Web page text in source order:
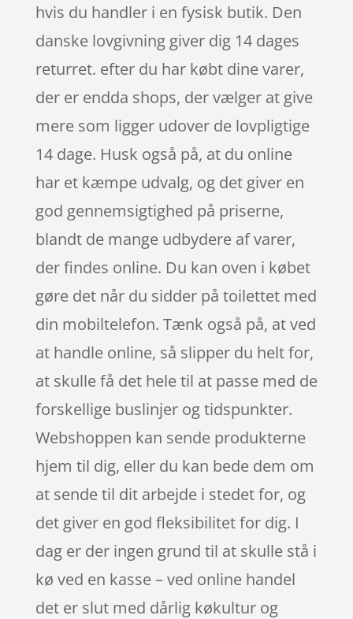
hvis du handler i en fysisk butik. Den
danske lovgivning giver dig 14 dages
returret. efter du har købt dine varer,
der er endda shops, der vælger at give
mere som ligger udover de lovpligtige
14 dage. Husk også på, at du online
har et kæmpe udvalg, og det giver en
god gennemsigtighed på priserne,
blandt de mange udbydere af varer,
der findes online. Du kan oven i købet
gøre det når du sidder på toilettet med
din mobiltelefon. Tænk også på, at ved
at handle online, så slipper du helt for,
at skulle få det hele til at passe med de
forskellige buslinjer og tidspunkter.
Webshoppen kan sende produkterne
hjem til dig, eller du kan bede dem om
at sende til dit arbejde i stedet for, og
det giver en god fleksibilitet for dig. I
dag er der ingen grund til at skulle stå i
kø ved en kasse – ved online handel
det er slut med dårlig køkultur og